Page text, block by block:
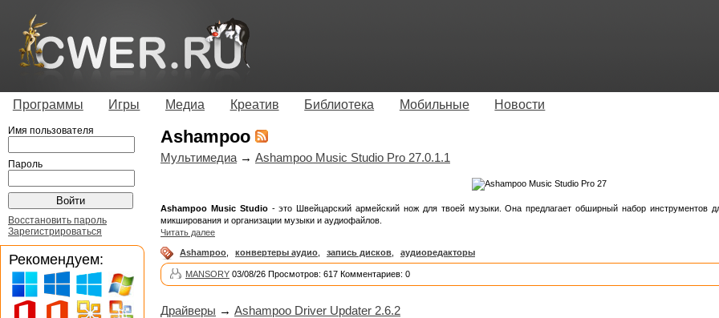
Программы Игры Медиа Креатив Библиотека Мобильные Новости
Ashampoo
Мультимедиа → Ashampoo Music Studio Pro 27.0.1.1
Ashampoo Music Studio- это Швейцарский армейский нож для твоей музыки. Она предлагает обширный набор инструментов
микширования и организации музыки и аудиофайлов.
Читать далее
Ashampoo конвертеры аудио запись дисков аудиоредакторы
MANSORY 03/08/26 Просмотров: 617 Комментариев: 0
Драйверы → Ashampoo Driver Updater 2.6.2
Имя пользователя
Пароль
Восстановить пароль
Зарегистрироваться
Рекомендуем: